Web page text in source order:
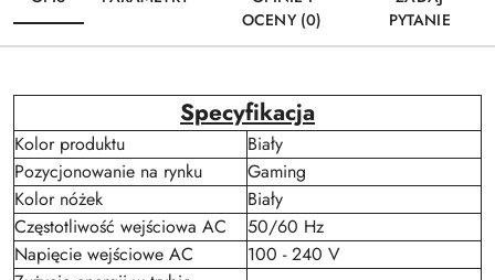
OCENY (0)
PYTANIE
Specyfikacja
Kolor produktu
Biały
Pozycjonowanie na rynku
Gaming
Kolor nóżek
Biały
Częstotliwość wejściowa AC
50/60 Hz
Napięcie wejściowe AC
100 - 240 V